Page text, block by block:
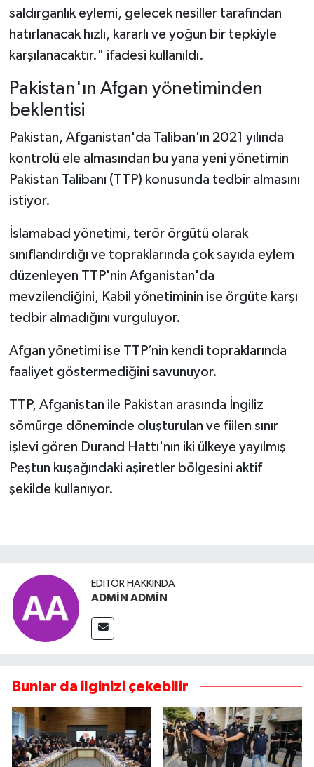
saldırganlık eylemi, gelecek nesiller tarafından
hatırlanacak hızlı, kararlı ve yoğun bir tepkiyle
karşılanacaktır." ifadesi kullanıldı.
Pakistan'ın Afgan yönetiminden
beklentisi
Pakistan, Afganistan'da Taliban'ın 2021 yılında
kontrolü ele almasından bu yana yeni yönetimin
Pakistan Talibanı (TTP) konusunda tedbir almasını
istiyor.
İslamabad yönetimi, terör örgütü olarak
sınıflandırdığı ve topraklarında çok sayıda eylem
düzenleyen TTP'nin Afganistan'da
mevzilendiğini, Kabil yönetiminin ise örgüte karşı
tedbir almadığını vurguluyor.
Afgan yönetimi ise TTP’nin kendi topraklarında
faaliyet göstermediğini savunuyor.
TTP, Afganistan ile Pakistan arasında İngiliz
sömürge döneminde oluşturulan ve fiilen sınır
işlevi gören Durand Hattı'nın iki ülkeye yayılmış
Peştun kuşağındaki aşiretler bölgesini aktif
şekilde kullanıyor.
EDITÖR HAKKINDA
ADMİN ADMİN
Bunlar da ilginizi çekebilir